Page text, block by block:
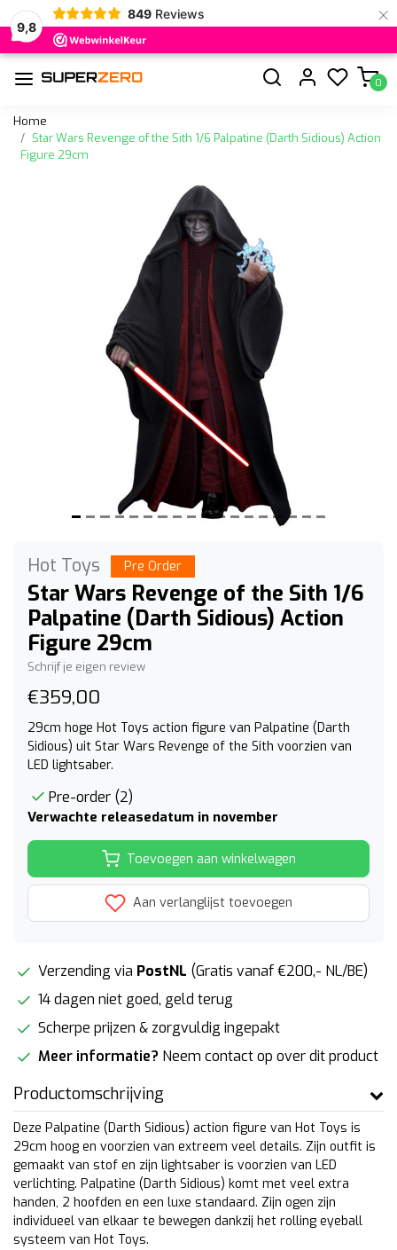
9,8
849 Reviews ×
0
Home
Star Wars Revenge of the Sith 1/6 Palpatine (Darth Sidious) Action
Figure 29cm
Hot Toys Pre Order
Star Wars Revenge of the Sith 1/6
Palpatine (Darth Sidious) Action
Figure 29cm
Schrijf je eigen review
€359,00
29cm hoge Hot Toys action figure van Palpatine (Darth
Sidious) uit Star Wars Revenge of the Sith voorzien van
LED lightsaber.
Pre-order (2)
Verwachte releasedatum in november
Toevoegen aan winkelwagen
Aan verlanglijst toevoegen
Verzending via PostNL (Gratis vanaf €200,- NL/BE)
14 dagen niet goed, geld terug
Scherpe prijzen & zorgvuldig ingepakt
Meer informatie? Neem contact op over dit product
Productomschrijving
Deze Palpatine (Darth Sidious) action figure van Hot Toys is
29cm hoog en voorzien van extreem veel details. Zijn outfit is
gemaakt van stof en zijn lightsaber is voorzien van LED
verlichting. Palpatine (Darth Sidious) komt met veel extra
handen, 2 hoofden en een luxe standaard. Zijn ogen zijn
individueel van elkaar te bewegen dankzij het rolling eyeball
systeem van Hot Toys.